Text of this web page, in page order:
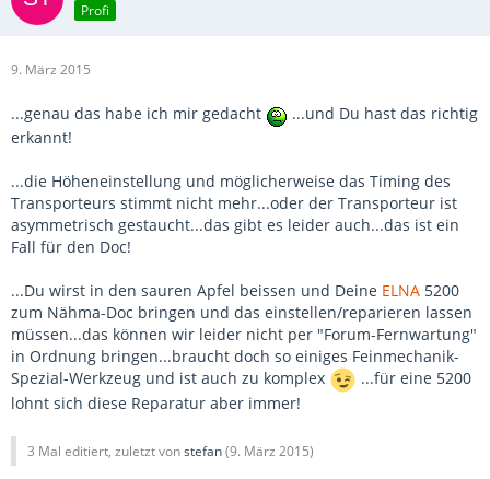
Profi
9. März 2015
...genau das habe ich mir gedacht
...und Du hast das richtig
erkannt!
...die Höheneinstellung und möglicherweise das Timing des
Transporteurs stimmt nicht mehr...oder der Transporteur ist
asymmetrisch gestaucht...das gibt es leider auch...das ist ein
Fall für den Doc!
...Du wirst in den sauren Apfel beissen und Deine ELNA 5200
zum Nähma-Doc bringen und das einstellen/reparieren lassen
müssen...das können wir leider nicht per "Forum-Fernwartung"
in Ordnung bringen...braucht doch so einiges Feinmechanik-
Spezial-Werkzeug und ist auch zu komplex
...für eine 5200
lohnt sich diese Reparatur aber immer!
3 Mal editiert, zuletzt vonstefan(9. März 2015)